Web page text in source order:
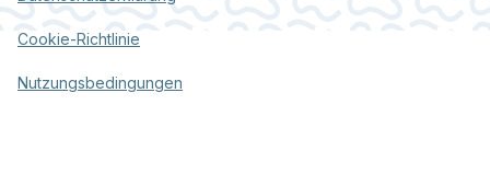
Cookie-Richtlinie
Nutzungsbedingungen